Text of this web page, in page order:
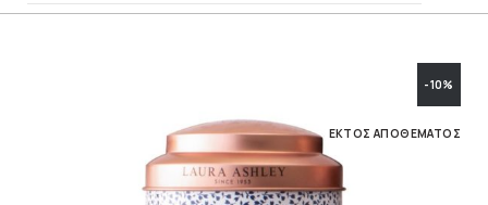
-10%
ΕΚΤΌΣ ΑΠΟΘΈΜΑΤΟΣ